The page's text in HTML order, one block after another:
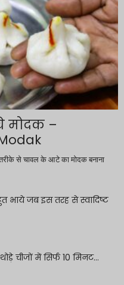
मोदक –
से चावल के आटे का मोदक बनाना
भाये जब इस तरह से स्वादिष्ट
चीजों में सिर्फ 10 मिनट...